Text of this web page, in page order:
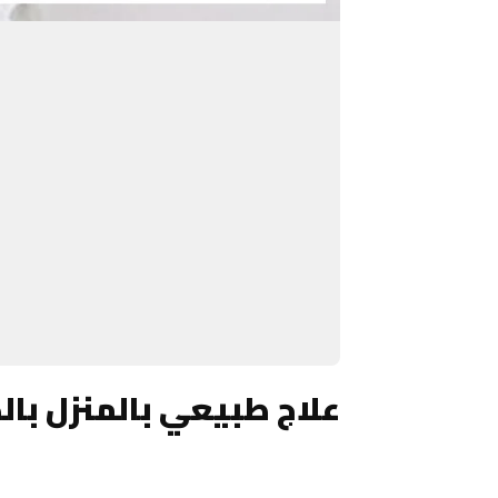
علاج طبيعي بالمنزل